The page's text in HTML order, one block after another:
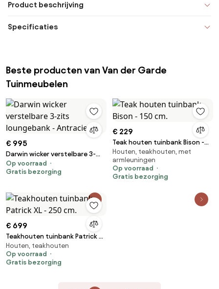
Product beschrijving
Specificaties
Beste producten van Van der Garde
Tuinmeubelen
€ 995
Darwin wicker verstelbare 3-
zits loungebank - Antraciet
Op voorraad
Gratis bezorging
€ 229
Teak houten tuinbank Bison -
150 cm.
Houten, teakhouten, met
armleuningen
Op voorraad
Gratis bezorging
€ 699
Teakhouten tuinbank Patrick XL
- 250 cm.
Houten, teakhouten
Op voorraad
Gratis bezorging